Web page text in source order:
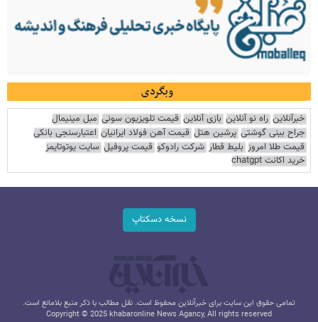
وبگردی
خبرآنلاین راه نو آنلاین بازی آنلاین قیمت تلویزیون سونی مبل مینیمال
جراح بینی گوشتی پرشین هتل قیمت آهن فولاد ایرانیان اعتبارسنجی بانکی
قیمت طلا امروز بلیط قطار شرکت رادوکو قیمت پروفیل سایت یوتوتایمز
خرید اکانت chatgpt
نسخه دسکتاپ
تمامی حقوق این سایت برای خبرآنلاین محفوظ است. نقل مطالب با ذکر منبع بلامانع است.
Copyright © 2025 khabaronline News Agancy, All rights reserved